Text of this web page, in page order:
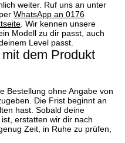
weiter. Ruf uns an unter
WhatsApp an 0176
. Wir kennen unsere
Modell zu dir passt, auch
Level passt.
dem Produkt
Bestellung ohne Angabe von
Die Frist beginnt an
hast. Sobald deine
erstatten wir dir nach
Zeit, in Ruhe zu prüfen,